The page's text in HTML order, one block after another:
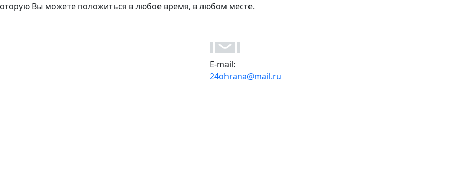
Вы можете положиться в любое время, в любом месте.
E-mail:
24ohrana@mail.ru